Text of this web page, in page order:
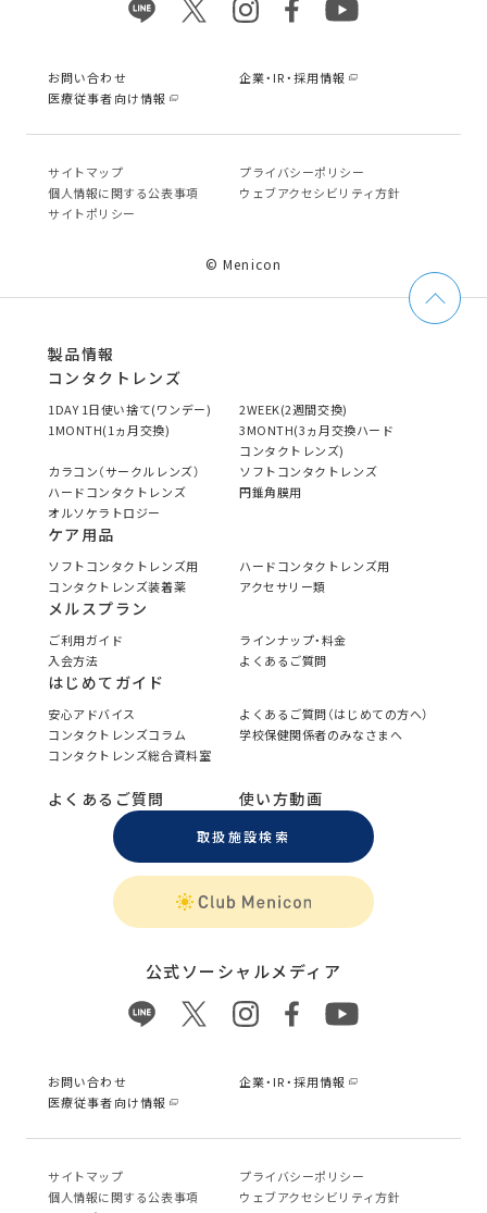
お問い合わせ
企業・IR・採用情報
医療従事者向け情報
サイトマップ
プライバシーポリシー
個⼈情報に関する公表事項
ウェブアクセシビリティ方針
サイトポリシー
© Menicon
製品情報
コンタクトレンズ
1DAY 1日使い捨て(ワンデー)
2WEEK(2週間交換)
1MONTH(1ヵ月交換)
3MONTH(3ヵ月交換ハード
コンタクトレンズ)
カラコン（サークルレンズ）
ソフトコンタクトレンズ
ハードコンタクトレンズ
円錐角膜用
オルソケラトロジー
ケア用品
ソフトコンタクトレンズ用
ハードコンタクトレンズ用
コンタクトレンズ装着薬
アクセサリー類
メルスプラン
ご利用ガイド
ラインナップ・料金
入会方法
よくあるご質問
はじめてガイド
安心アドバイス
よくあるご質問（はじめての方へ）
コンタクトレンズコラム
学校保健関係者のみなさまへ
コンタクトレンズ総合資料室
よくあるご質問 使い方動画
取扱施設検索
公式ソーシャルメディア
お問い合わせ
企業・IR・採用情報
医療従事者向け情報
サイトマップ
プライバシーポリシー
個⼈情報に関する公表事項
ウェブアクセシビリティ方針